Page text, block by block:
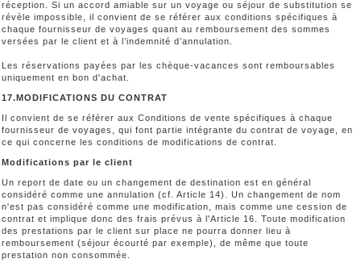
réception. Si un accord amiable sur un voyage ou séjour de substitution se
révèle impossible, il convient de se référer aux conditions spécifiques à
chaque fournisseur de voyages quant au remboursement des sommes
versées par le client et à l’indemnité d’annulation.
Les réservations payées par les chèque-vacances sont remboursables
uniquement en bon d'achat.
17.MODIFICATIONS DU CONTRAT
Il convient de se référer aux Conditions de vente spécifiques à chaque
fournisseur de voyages, qui font partie intégrante du contrat de voyage, en
ce qui concerne les conditions de modifications de contrat.
Modifications par le client
Un report de date ou un changement de destination est en général
considéré comme une annulation (cf. Article 14). Un changement de nom
n'est pas considéré comme une modification, mais comme une cession de
contrat et implique donc des frais prévus à l'Article 16. Toute modification
des prestations par le client sur place ne pourra donner lieu à
remboursement (séjour écourté par exemple), de même que toute
prestation non consommée.